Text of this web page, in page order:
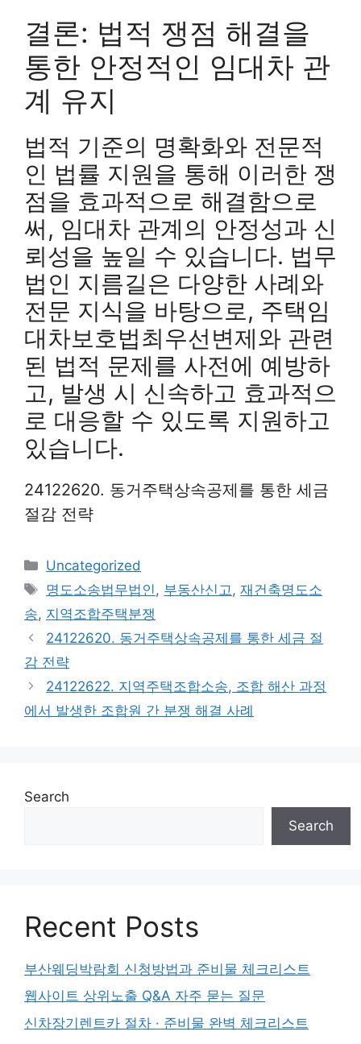
결론: 법적 쟁점 해결을
통한 안정적인 임대차 관
계 유지
법적 기준의 명확화와 전문적
인 법률 지원을 통해 이러한 쟁
점을 효과적으로 해결함으로
써, 임대차 관계의 안정성과 신
뢰성을 높일 수 있습니다. 법무
법인 지름길은 다양한 사례와
전문 지식을 바탕으로, 주택임
대차보호법최우선변제와 관련
된 법적 문제를 사전에 예방하
고, 발생 시 신속하고 효과적으
로 대응할 수 있도록 지원하고
있습니다.
24122620. 동거주택상속공제를 통한 세금
절감 전략
Categories
Uncategorized
Tags
명도소송법무법인 , 부동산신고 ,재건축명도소
송, 지역조합주택분쟁
24122620. 동거주택상속공제를 통한 세금 절
감 전략
24122622. 지역주택조합소송, 조합 해산 과정
에서 발생한 조합원 간 분쟁 해결 사례
Search
Search
Recent Posts
부산웨딩박람회 신청방법과 준비물 체크리스트
웹사이트 상위노출 Q&A 자주 묻는 질문
신차장기렌트카 절차 · 준비물 완벽 체크리스트